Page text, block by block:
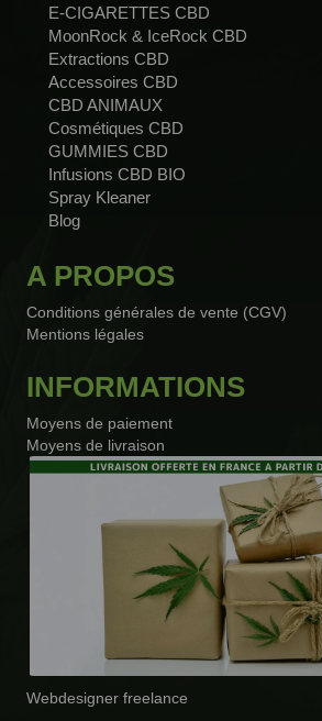
E-CIGARETTES CBD
MoonRock & IceRock CBD
Extractions CBD
Accessoires CBD
CBD ANIMAUX
Cosmétiques CBD
GUMMIES CBD
Infusions CBD BIO
Spray Kleaner
Blog
A PROPOS
Conditions générales de vente (CGV)
Mentions légales
INFORMATIONS
Moyens de paiement
Moyens de livraison
Webdesigner freelance